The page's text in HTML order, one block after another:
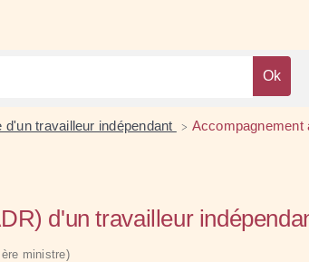
d'un travailleur indépendant > Accompagnement
d'un travailleur
ministre)